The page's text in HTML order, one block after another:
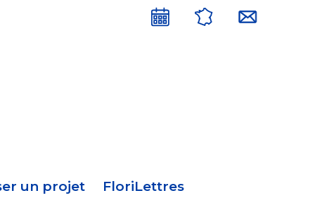
Menu
un projet FloriLettres